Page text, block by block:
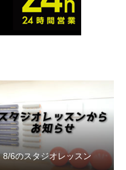
8/6のスタジオレッスン